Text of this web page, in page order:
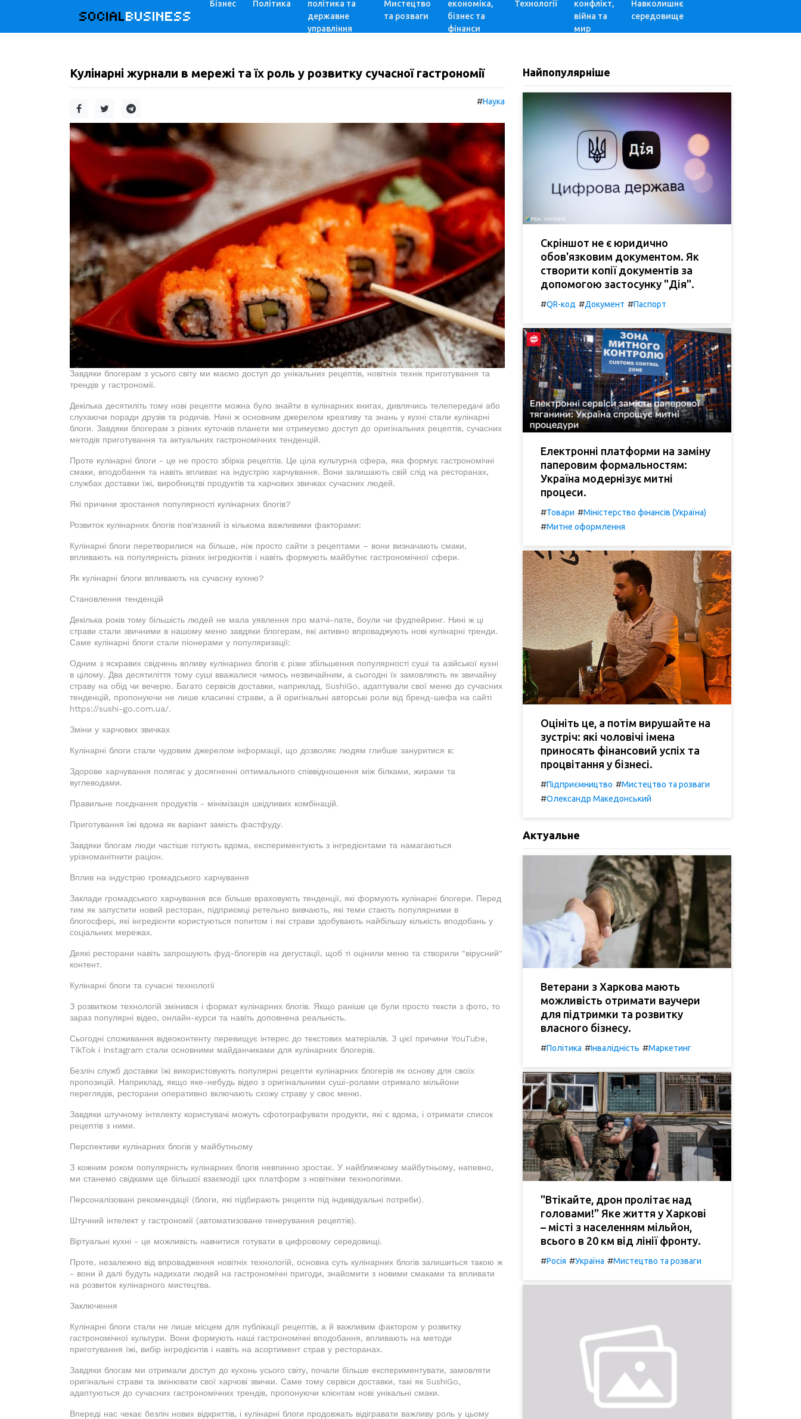
SOCIALBUSINESS
Бізнес Політика
політика та
державне
управління
Мистецтво
та розваги
економіка,
бізнес та
фінанси
Технології
конфлікт,
війна та
мир
Навколишнє
середовище
Кулінарні журнали в мережі та їх роль у розвитку сучасної гастрономії
#Наука
Завдяки блогерам з усього світу ми маємо доступ до унікальних рецептів, новітніх технік приготування та
трендів у гастрономії.
Декілька десятиліть тому нові рецепти можна було знайти в кулінарних книгах, дивлячись телепередачі або
слухаючи поради друзів та родичів. Нині ж основним джерелом креативу та знань у кухні стали кулінарні
блоги. Завдяки блогерам з різних куточків планети ми отримуємо доступ до оригінальних рецептів, сучасних
методів приготування та актуальних гастрономічних тенденцій.
Проте кулінарні блоги - це не просто збірка рецептів. Це ціла культурна сфера, яка формує гастрономічні
смаки, вподобання та навіть впливає на індустрію харчування. Вони залишають свій слід на ресторанах,
службах доставки їжі, виробництві продуктів та харчових звичках сучасних людей.
Які причини зростання популярності кулінарних блогів?
Розвиток кулінарних блогів пов'язаний із кількома важливими факторами:
Кулінарні блоги перетворилися на більше, ніж просто сайти з рецептами – вони визначають смаки,
впливають на популярність різних інгредієнтів і навіть формують майбутнє гастрономічної сфери.
Як кулінарні блоги впливають на сучасну кухню?
Становлення тенденцій
Декілька років тому більшість людей не мала уявлення про матчі-лате, боули чи фудпейринг. Нині ж ці
страви стали звичними в нашому меню завдяки блогерам, які активно впроваджують нові кулінарні тренди.
Саме кулінарні блоги стали піонерами у популяризації:
Одним з яскравих свідчень впливу кулінарних блогів є різке збільшення популярності суші та азійської кухні
в цілому. Два десятиліття тому суші вважалися чимось незвичайним, а сьогодні їх замовляють як звичайну
страву на обід чи вечерю. Багато сервісів доставки, наприклад, SushiGo, адаптували свої меню до сучасних
тенденцій, пропонуючи не лише класичні страви, а й оригінальні авторські роли від бренд-шефа на сайті
https://sushi-go.com.ua/.
Зміни у харчових звичках
Кулінарні блоги стали чудовим джерелом інформації, що дозволяє людям глибше зануритися в:
Здорове харчування полягає у досягненні оптимального співвідношення між білками, жирами та
вуглеводами.
Правильне поєднання продуктів - мінімізація шкідливих комбінацій.
Приготування їжі вдома як варіант замість фастфуду.
Завдяки блогам люди частіше готують вдома, експериментують з інгредієнтами та намагаються
урізноманітнити раціон.
Вплив на індустрію громадського харчування
Заклади громадського харчування все більше враховують тенденції, які формують кулінарні блогери. Перед
тим як запустити новий ресторан, підприємці ретельно вивчають, які теми стають популярними в
блогосфері, які інгредієнти користуються попитом і які страви здобувають найбільшу кількість вподобань у
соціальних мережах.
Деякі ресторани навіть запрошують фуд-блогерів на дегустації, щоб ті оцінили меню та створили "вірусний"
контент.
Кулінарні блоги та сучасні технології
З розвитком технологій змінився і формат кулінарних блогів. Якщо раніше це були просто тексти з фото, то
зараз популярні відео, онлайн-курси та навіть доповнена реальність.
Сьогодні споживання відеоконтенту перевищує інтерес до текстових матеріалів. З цієї причини YouTube,
TikTok і Instagram стали основними майданчиками для кулінарних блогерів.
Безліч служб доставки їжі використовують популярні рецепти кулінарних блогерів як основу для своїх
пропозицій. Наприклад, якщо яке-небудь відео з оригінальними суші-ролами отримало мільйони
переглядів, ресторани оперативно включають схожу страву у своє меню.
Завдяки штучному інтелекту користувачі можуть сфотографувати продукти, які є вдома, і отримати список
рецептів з ними.
Перспективи кулінарних блогів у майбутньому
З кожним роком популярність кулінарних блогів невпинно зростає. У найближчому майбутньому, напевно,
ми станемо свідками ще більшої взаємодії цих платформ з новітніми технологіями.
Персоналізовані рекомендації (блоги, які підбирають рецепти під індивідуальні потреби).
Штучний інтелект у гастрономії (автоматизоване генерування рецептів).
Віртуальні кухні - це можливість навчитися готувати в цифровому середовищі.
Проте, незалежно від впровадження новітніх технологій, основна суть кулінарних блогів залишиться такою ж
- вони й далі будуть надихати людей на гастрономічні пригоди, знайомити з новими смаками та впливати
на розвиток кулінарного мистецтва.
Заключення
Кулінарні блоги стали не лише місцем для публікації рецептів, а й важливим фактором у розвитку
гастрономічної культури. Вони формують наші гастрономічні вподобання, впливають на методи
приготування їжі, вибір інгредієнтів і навіть на асортимент страв у ресторанах.
Завдяки блогам ми отримали доступ до кухонь усього світу, почали більше експериментувати, замовляти
оригінальні страви та змінювати свої харчові звички. Саме тому сервіси доставки, такі як SushiGo,
адаптуються до сучасних гастрономічних трендів, пропонуючи клієнтам нові унікальні смаки.
Впереді нас чекає безліч нових відкриттів, і кулінарні блоги продовжать відігравати важливу роль у цьому
Найпопулярніше
Скріншот не є юридично
обов'язковим документом. Як
створити копії документів за
допомогою застосунку "Дія".
#QR-код #Документ #Паспорт
Електронні платформи на заміну
паперовим формальностям:
Україна модернізує митні
процеси.
#Товари #Міністерство фінансів (Україна)
#Митне оформлення
Оцініть це, а потім вирушайте на
зустріч: які чоловічі імена
приносять фінансовий успіх та
процвітання у бізнесі.
#Підприємництво #Мистецтво та розваги
#Олександр Македонський
Актуальне
Ветерани з Харкова мають
можливість отримати ваучери
для підтримки та розвитку
власного бізнесу.
#Політика #Інвалідність #Маркетинг
"Втікайте, дрон пролітає над
головами!" Яке життя у Харкові
– місті з населенням мільйон,
всього в 20 км від лінії фронту.
#Росія #Україна #Мистецтво та розваги